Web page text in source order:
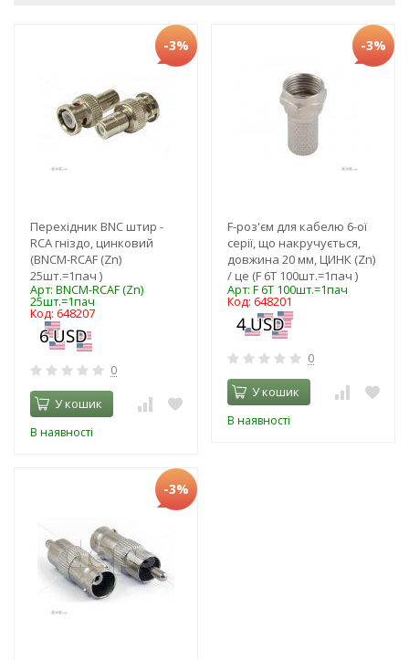
-3%
Перехідник BNC штир -
RCA гніздо, цинковий
(BNCM-RCAF (Zn)
25шт.=1пач )
Арт: BNCM-RCAF (Zn)
25шт.=1пач
Код: 648207
0
У кошик
В наявності
-3%
F-роз'єм для кабелю 6-ої
серії, що накручується,
довжина 20 мм, ЦИНК (Zn)
/ це (F 6T 100шт.=1пач )
Арт: F 6T 100шт.=1пач
Код: 648201
0
У кошик
В наявності
-3%